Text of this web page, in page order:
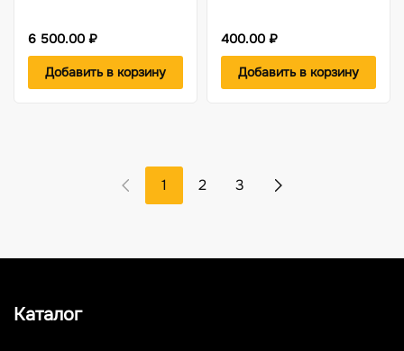
6 500.00 ₽
Добавить в корзину
400.00 ₽
Добавить в корзину
1 2 3
Каталог